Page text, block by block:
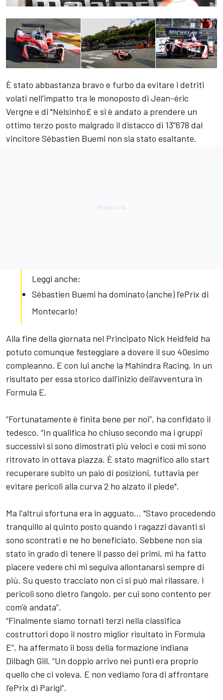
È stato abbastanza bravo e furbo da evitare i detriti
volati nell’impatto tra le monoposto di Jean-éric
Vergne e di "Nelsinho£ e si è andato a prendere un
ottimo terzo posto malgrado il distacco di 13”678 dal
vincitore Sébastien Buemi non sia stato esaltante.
Leggi anche:
Sébastien Buemi ha dominato (anche) l’ePrix di
Montecarlo!
Alla fine della giornata nel Principato Nick Heidfeld ha
potuto comunque festeggiare a dovere il suo 40esimo
compleanno. E con lui anche la Mahindra Racing, in un
risultato per essa storico dall’inizio dell’avventura in
Formula E.
“Fortunatamente è finita bene per noi”, ha confidato il
tedesco. “In qualifica ho chiuso secondo ma i gruppi
successivi si sono dimostrati più veloci e così mi sono
ritrovato in ottava piazza. È stato magnifico allo start
recuperare subito un paio di posizioni, tuttavia per
evitare pericoli alla curva 2 ho alzato il piede".
Ma l'altrui sfortuna era in agguato... "Stavo procedendo
tranquillo al quinto posto quando i ragazzi davanti si
sono scontrati e ne ho beneficiato. Sebbene non sia
stato in grado di tenere il passo dei primi, mi ha fatto
piacere vedere chi mi seguiva allontanarsi sempre di
più. Su questo tracciato non ci si può mai rilassare. I
pericoli sono dietro l’angolo, per cui sono contento per
com’è andata”.
“Finalmente siamo tornati terzi nella classifica
costruttori dopo il nostro miglior risultato in Formula
E”, ha affermato il boss della formazione indiana
Dilbagh Gill. “Un doppio arrivo nei punti era proprio
quello che ci voleva. E non vediamo l’ora di affrontare
l’ePrix di Parigi”.